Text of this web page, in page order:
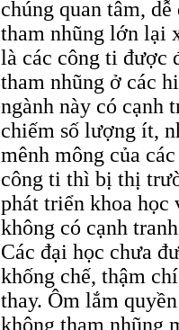
chúng quan tâm,
tham nhũng lớn lại
là các công ti được
tham nhũng ở các
ngành này có cạnh
chiếm số lượng ít,
mênh mông của
công ti thì bị thị
phát triển khoa học
không có cạnh
Các đại học chưa
khống chế, thậm
thay. Ôm lắm
không tham nhũng